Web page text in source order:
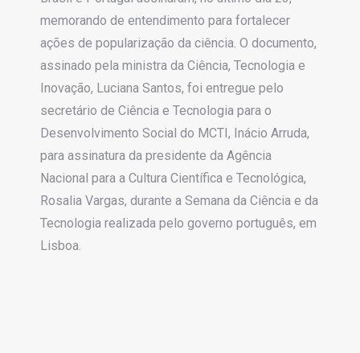
memorando de entendimento para fortalecer
ações de popularização da ciência. O documento,
assinado pela ministra da Ciência, Tecnologia e
Inovação, Luciana Santos, foi entregue pelo
secretário de Ciência e Tecnologia para o
Desenvolvimento Social do MCTI, Inácio Arruda,
para assinatura da presidente da Agência
Nacional para a Cultura Científica e Tecnológica,
Rosalia Vargas, durante a Semana da Ciência e da
Tecnologia realizada pelo governo português, em
Lisboa.